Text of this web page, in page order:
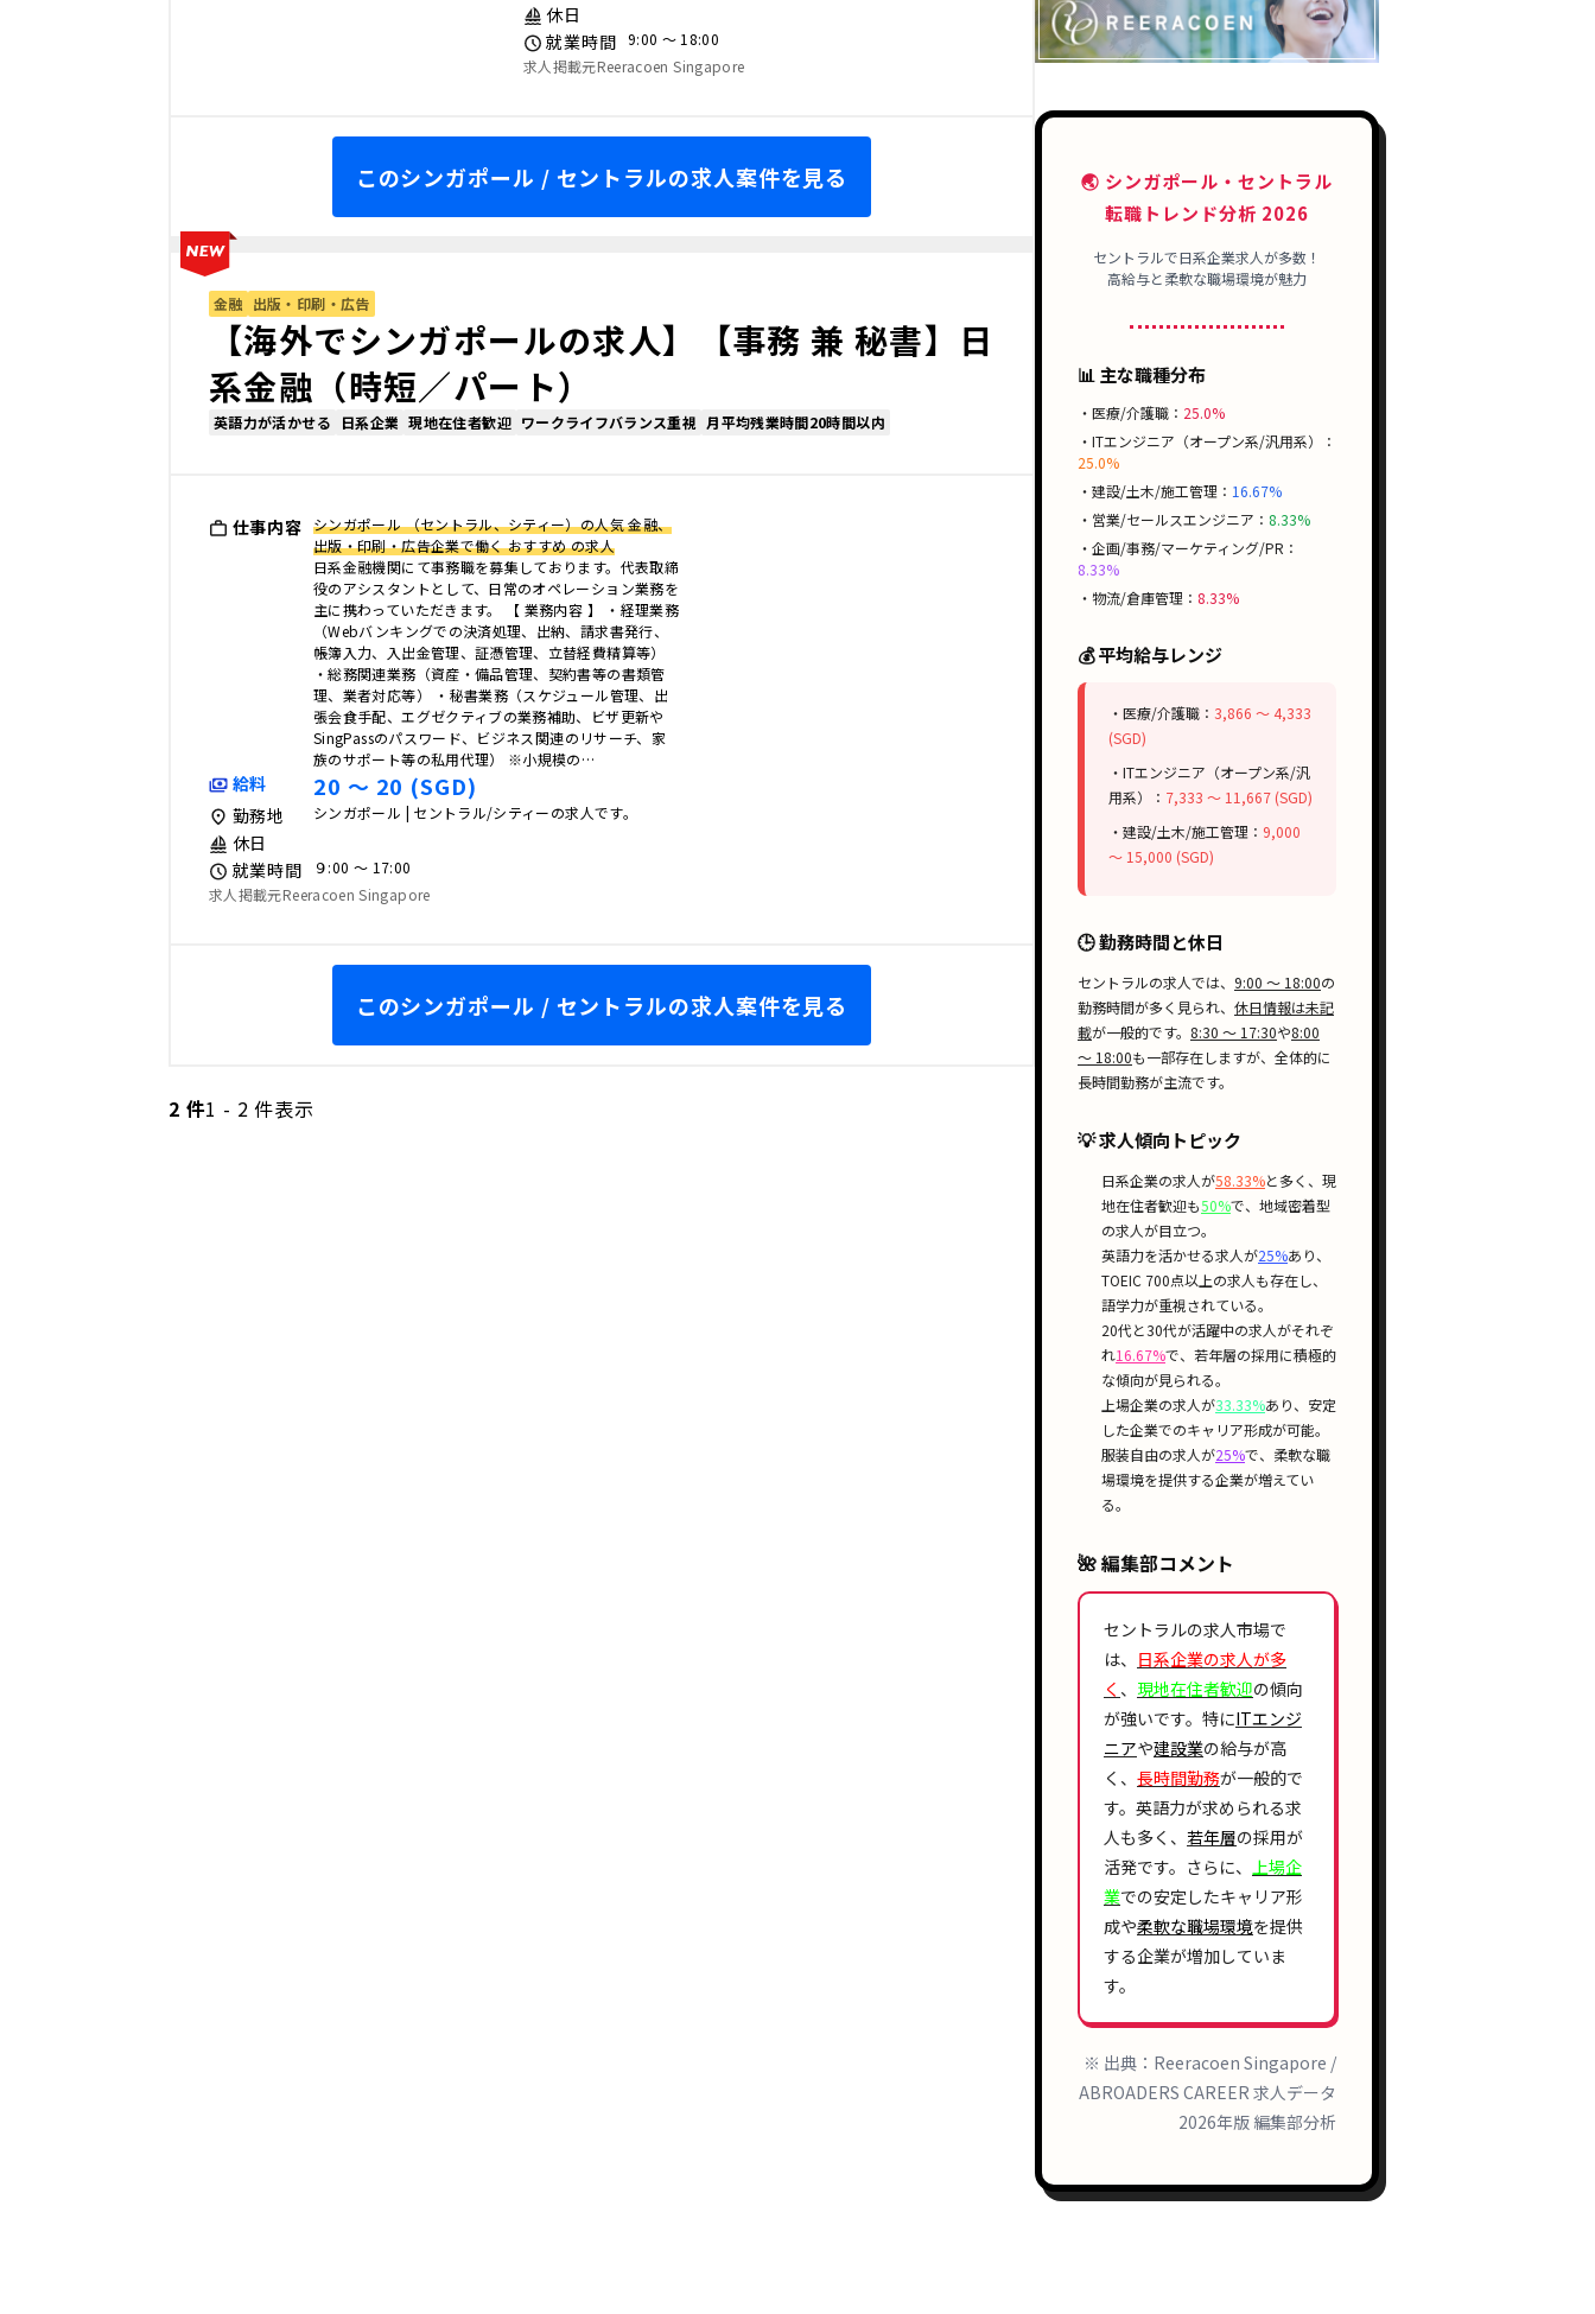
🌏 シンガポール・セントラル
転職トレンド分析 2026
セントラルで日系企業求人が多数！
高給与と柔軟な職場環境が魅力
📊 主な職種分布
・医療/介護職： 25.0%
・ITエンジニア（オープン系/汎用系）：
25.0%
・建設/土木/施工管理： 16.67%
・営業/セールスエンジニア： 8.33%
・企画/事務/マーケティング/PR：
8.33%
・物流/倉庫管理： 8.33%
💰 平均給与レンジ
・医療/介護職： 3,866 〜 4,333
(SGD)
・ITエンジニア（オープン系/汎
用系）： 7,333 〜 11,667 (SGD)
・建設/土木/施工管理： 9,000
〜 15,000 (SGD)
🕒 勤務時間と休日
セントラルの求人では、 9:00 〜 18:00の
勤務時間が多く見られ、 休日情報は未記
載が一般的です。 8:30 〜 17:30や8:00
〜 18:00も一部存在しますが、全体的に
長時間勤務が主流です。
💡 求人傾向トピック
日系企業の求人が58.33%と多く、 現
地在住者歓迎も50%で、地域密着型
の求人が目立つ。
英語力を活かせる求人が25%あり、
TOEIC 700点以上の求人も存在し、
語学力が重視されている。
20代と30代が活躍中の求人がそれぞ
れ16.67%で、若年層の採用に積極的
な傾向が見られる。
上場企業の求人が33.33%あり、安定
した企業でのキャリア形成が可能。
服装自由の求人が25%で、柔軟な職
場環境を提供する企業が増えてい
る。
🌺 編集部コメント
セントラルの求人市場で
は、 日系企業の求人が多
く 、 現地在住者歓迎の傾向
が強いです。特にITエンジ
ニアや建設業の給与が高
く、 長時間勤務が一般的で
す。英語力が求められる求
人も多く、 若年層の採用が
活発です。さらに、
上場企
業での安定したキャリア形
成や柔軟な職場環境を提供
する企業が増加していま
す。
※ 出典：Reeracoen Singapore /
ABROADERS CAREER 求人データ
2026年版 編集部分析
休日
就業時間 9:00 〜 18:00
求人掲載元Reeracoen Singapore
このシンガポール / セントラルの求人案件を見る
金融 出版・印刷・広告
【海外でシンガポールの求人】【事務 兼 秘書】日
系金融（時短／パート）
英語力が活かせる 日系企業 現地在住者歓迎 ワークライフバランス重視 月平均残業時間20時間以内
仕事内容 シンガポール （セントラル、シティー）の人気 金融、
出版・印刷・広告企業で働く おすすめ の求人
日系金融機関にて事務職を募集しております。代表取締
役のアシスタントとして、日常のオペレーション業務を
主に携わっていただきます。 【 業務内容 】 ・経理業務
（Webバンキングでの決済処理、出納、請求書発行、
帳簿入力、入出金管理、証憑管理、立替経費精算等）
・総務関連業務（資産・備品管理、契約書等の書類管
理、業者対応等） ・秘書業務（スケジュール管理、出
張会食手配、エグゼクティブの業務補助、ビザ更新や
SingPassのパスワード、ビジネス関連のリサーチ、家
族のサポート等の私用代理） ※小規模の…
給料 20 〜 20 (SGD)
勤務地 シンガポール | セントラル/シティーの求人です。
休日
就業時間
９:00 〜 17:00
求人掲載元Reeracoen Singapore
このシンガポール / セントラルの求人案件を見る
2 件1 - 2 件表示